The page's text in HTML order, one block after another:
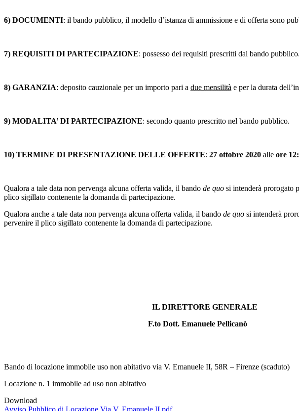
6) DOCUMENTI: il bando pubblico, il modello d’istanza di ammissione e di offerta sono
7) REQUISITI DI PARTECIPAZIONE: possesso dei requisiti prescritti dal bando pubblico.
8) GARANZIA: deposito cauzionale per un importo pari a due mensilità e per la durata
9) MODALITA’ DI PARTECIPAZIONE: secondo quanto prescritto nel bando pubblico.
10) TERMINE DI PRESENTAZIONE DELLE OFFERTE: 27 ottobre 2020 alle ore
Qualora a tale data non pervenga alcuna offerta valida, il bando de quo si intenderà prorogato
plico sigillato contenente la domanda di partecipazione.
Qualora anche a tale data non pervenga alcuna offerta valida, il bando de quo si intenderà
pervenire il plico sigillato contenente la domanda di partecipazione.
IL DIRETTORE GENERALE
F.to Dott. Emanuele Pellicanò
Bando di locazione immobile uso non abitativo via V. Emanuele II, 58R – Firenze (scaduto)
Locazione n. 1 immobile ad uso non abitativo
Download
Avviso Pubblico di Locazione Via V. Emanuele II.pdf